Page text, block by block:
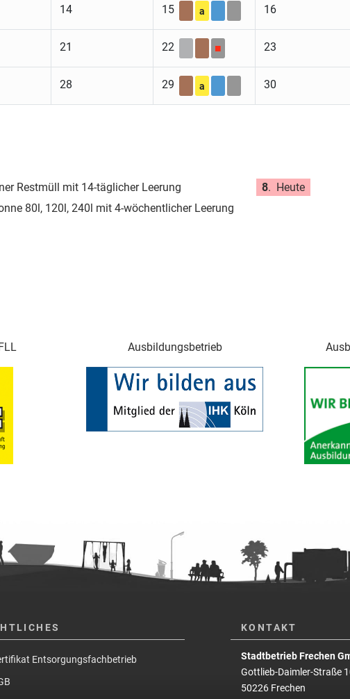
14 15 a 16
21 22 ■ 23
28 29 a 30
Restmüll mit 14-täglicher Leerung
80l, 120l, 240l mit 4-wöchentlicher Leerung
8. Heute
Ausbildungsbetrieb
Entsorgungsfachbetrieb
KONTAKT
Stadtbetrieb Frechen
Gottlieb-Daimler-Straße
50226 Frechen